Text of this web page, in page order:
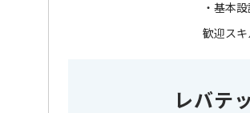
・基本
歓迎スキ
この案件で扱う技術 フレー
レバテ